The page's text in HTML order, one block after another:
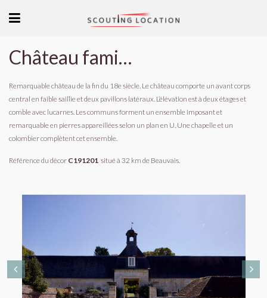
Château familial XVIIIème siècle dans les Hauts de France
Remarquable château de la fin du 18e siècle. Le château comporte un avant corps
central en faible saillie et deux pavillons latéraux. L’élévation est à deux étages et
comble avec lucarnes. Les communs forment un ensemble imposant et
remarquable en pierres appareillées selon un plan en U. Une chapelle et un
colombier complètent cet ensemble.
Référence du décor C191201 situé à 32 km de Beauvais.